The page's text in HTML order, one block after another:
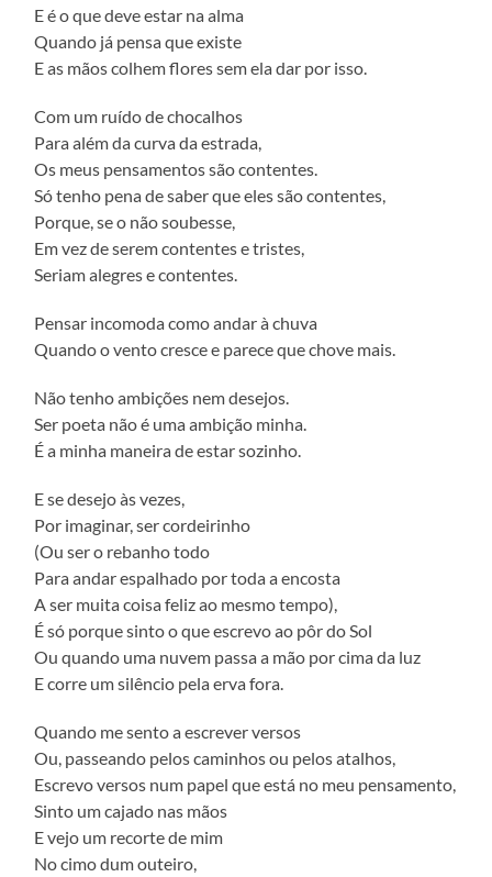
E é o que deve estar na alma
Quando já pensa que existe
E as mãos colhem flores sem ela dar por isso.
Com um ruído de chocalhos
Para além da curva da estrada,
Os meus pensamentos são contentes.
Só tenho pena de saber que eles são contentes,
Porque, se o não soubesse,
Em vez de serem contentes e tristes,
Seriam alegres e contentes.
Pensar incomoda como andar à chuva
Quando o vento cresce e parece que chove mais.
Não tenho ambições nem desejos.
Ser poeta não é uma ambição minha.
É a minha maneira de estar sozinho.
E se desejo às vezes,
Por imaginar, ser cordeirinho
(Ou ser o rebanho todo
Para andar espalhado por toda a encosta
A ser muita coisa feliz ao mesmo tempo),
É só porque sinto o que escrevo ao pôr do Sol
Ou quando uma nuvem passa a mão por cima da luz
E corre um silêncio pela erva fora.
Quando me sento a escrever versos
Ou, passeando pelos caminhos ou pelos atalhos,
Escrevo versos num papel que está no meu pensamento,
Sinto um cajado nas mãos
E vejo um recorte de mim
No cimo dum outeiro,